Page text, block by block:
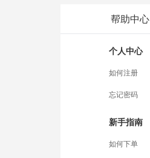
帮助中心
个人中心
如何注册
忘记密码
新手指南
如何下单